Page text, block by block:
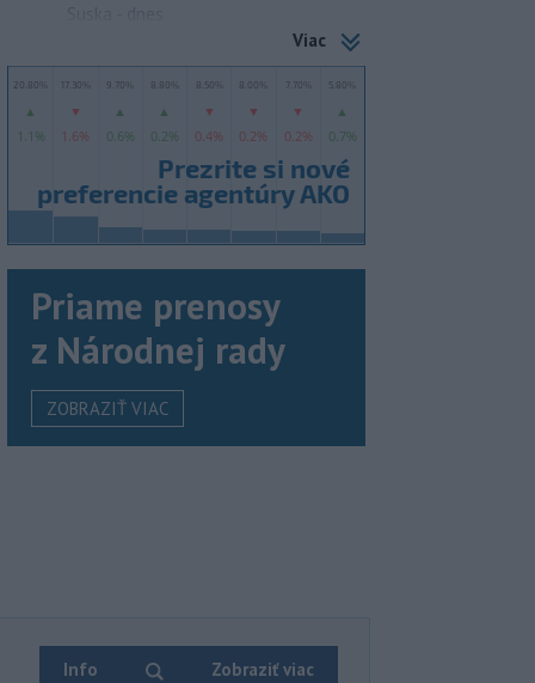
Suska - dnes
Viac
Priame prenosy
z Národnej rady
ZOBRAZIŤ VIAC
Info Zobraziť viac